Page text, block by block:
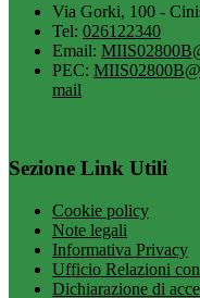
Via Gorki, 100 -
Tel: 026122340
Email:
PEC:
mail
Sezione Link Utili
Cookie policy
Note legali
Informativa Privacy
Ufficio Relazioni
Dichiarazione di